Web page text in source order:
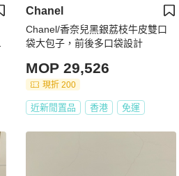
Chanel
Chanel/香奈兒黑銀荔枝牛皮雙口
袋大包子，前後多口袋設計
MOP 29,526
現折 200
近新閒置品 香港 免運